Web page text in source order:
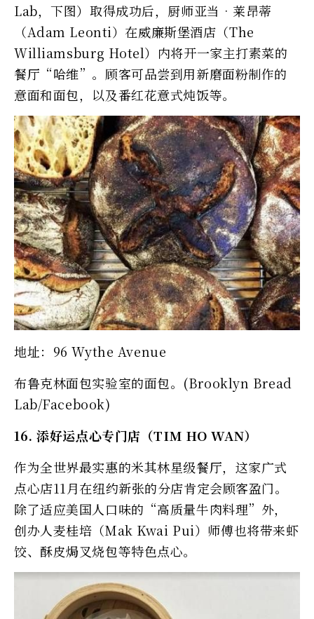
Lab，下图）取得成功后，厨师亚当‧莱昂蒂
（Adam Leonti）在威廉斯堡酒店（The
Williamsburg Hotel）内将开一家主打素菜的
餐厅“哈维”。顾客可品尝到用新磨面粉制作的
意面和面包，以及番红花意式炖饭等。
地址：96 Wythe Avenue
布鲁克林面包实验室的面包。(Brooklyn Bread
Lab/Facebook)
16. 添好运点心专门店（TIM HO WAN）
作为全世界最实惠的米其林星级餐厅，这家广式
点心店11月在纽约新张的分店肯定会顾客盈门。
除了适应美国人口味的“高质量牛肉料理”外，
创办人麦桂培（Mak Kwai Pui）师傅也将带来虾
饺、酥皮焗叉烧包等特色点心。